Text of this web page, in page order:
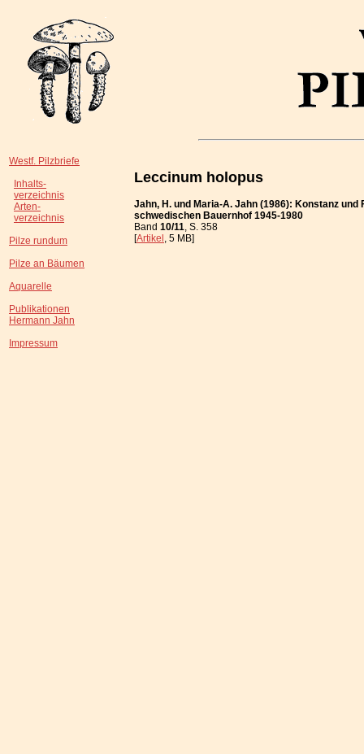
Westf. Pilzbriefe
Inhalts-
verzeichnis
Arten-
verzeichnis
Pilze rundum
Pilze an Bäumen
Aquarelle
Publikationen
Hermann Jahn
Impressum
Leccinum holopus
Jahn, H. und Maria-A. Jahn (1986): Konstanz
schwedischen Bauernhof 1945-1980
Band 10/11, S. 358
[Artikel, 5 MB]